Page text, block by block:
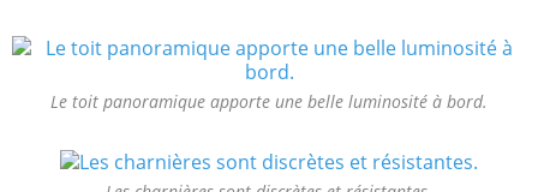
Le toit panoramique apporte une belle luminosité à bord.